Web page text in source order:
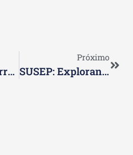
ANBIMA: Autorregulação E Seu Papel Nos Mercados Financeiros
Próximo
SUSEP: Explorando Seu Papel Nos Mercados De Seguro